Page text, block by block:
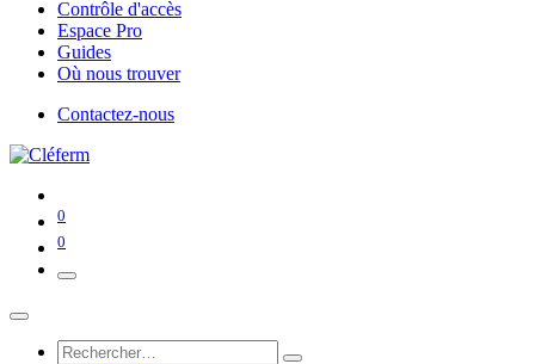
Contrôle d'accès
Espace Pro
Guides
Où nous trouver
Contactez-nous
0
0